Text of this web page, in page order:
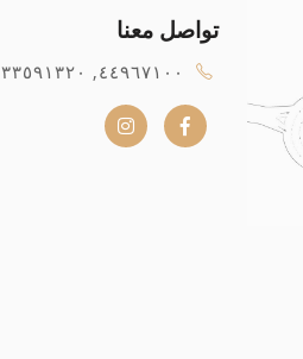
تواصل معنا